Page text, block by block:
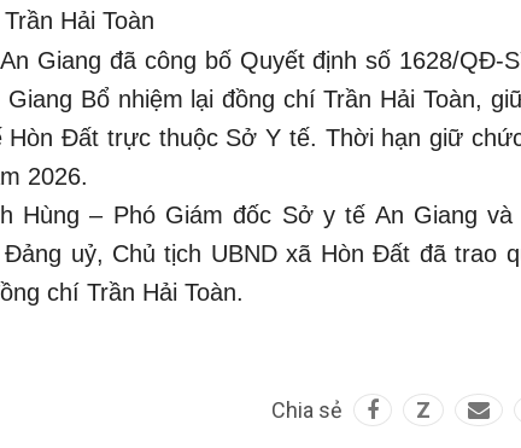
Hải Toàn
Giang đã công bố Quyết định số 1628/QĐ-
Bổ nhiệm lại đồng chí Trần Hải Toàn,
Hòn Đất trực thuộc Sở Y tế. Thời hạn giữ
2026.
Hùng – Phó Giám đốc Sở y tế An Giang và
uỷ, Chủ tịch UBND xã Hòn Đất đã trao
chí Trần Hải Toàn.
Chia sẻ Z